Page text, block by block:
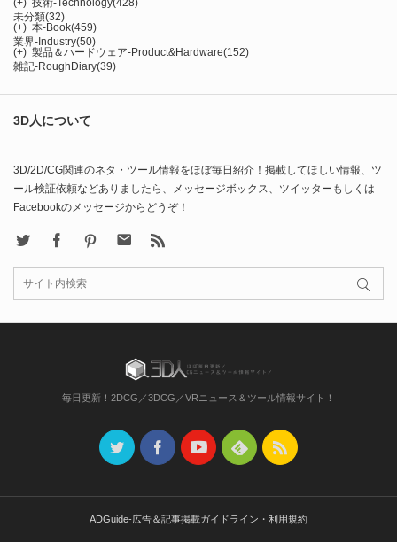
未分類(32)
(+) 本-Book(459)
業界-Industry(50)
(+) 製品＆ハードウェア-Product&Hardware(152)
雑記-RoughDiary(39)
3D人について
3D/2D/CG関連のネタ・ツール情報をほぼ毎日紹介！掲載してほしい情報、ツ
ール検証依頼などありましたら、メッセージボックス、ツイッターもしくは
Facebookのメッセージからどうぞ！
FacebookPinterest Contact
毎日更新！2DCG／3DCG／VRニュース＆ツール情報サイト！
ADGuide-広告＆記事掲載ガイドライン・利用規約